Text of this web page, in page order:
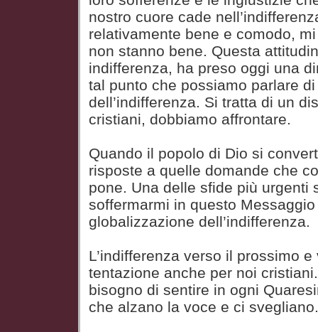
nostro cuore cade
relativamente bene e comodo,
non stanno bene. Questa
indifferenza, ha preso oggi una
tal punto che possiamo parlare
dell’indifferenza. Si tratta di un
cristiani, dobbiamo affrontare.
Quando il popolo di Dio si
risposte a quelle domande che
pone. Una delle sfide più urgenti
soffermarmi in questo
globalizzazione dell’indifferenza.
L’indifferenza verso il prossimo
tentazione anche per noi
bisogno di sentire in ogni
che alzano la voce e ci svegliano.